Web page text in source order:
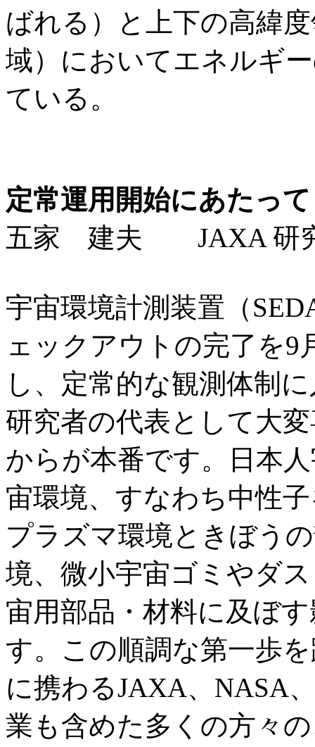
ばれる）と上下の高緯
域）においてエネルギ
ている。
定常運用開始にあたっ
五家 建夫 JAXA 研
宇宙環境計測装置（
ェックアウトの完了を9
し、定常的な観測体制
研究者の代表として大
からが本番です。日本
宙環境、すなわち中性
プラズマ環境ときぼう
境、微小宇宙ゴミやダ
宙用部品・材料に及ぼ
す。この順調な第一歩
に携わるJAXA、NASA
業も含めた多くの方々